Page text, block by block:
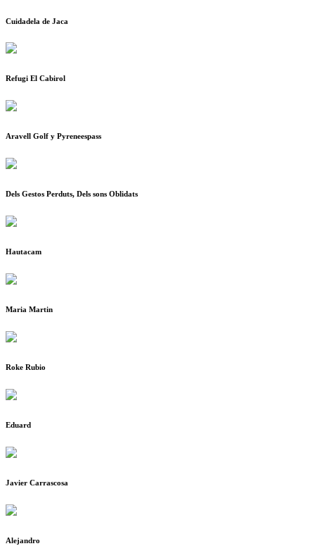
Cuidadela de Jaca
Refugi El Cabirol
Aravell Golf y Pyreneespass
Dels Gestos Perduts, Dels sons Oblidats
Hautacam
Maria Martin
Roke Rubio
Eduard
Javier Carrascosa
Alejandro